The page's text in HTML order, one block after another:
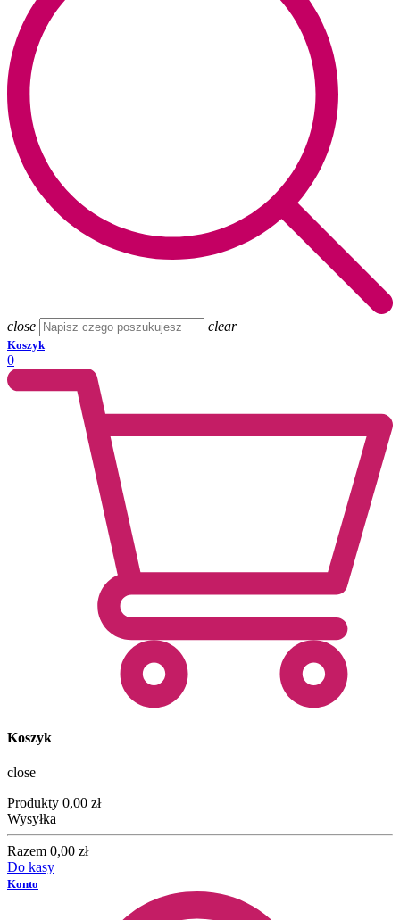
close clear
Koszyk
0
Koszyk
close
Produkty 0,00 zł
Wysyłka
Razem 0,00 zł
Do kasy
Konto